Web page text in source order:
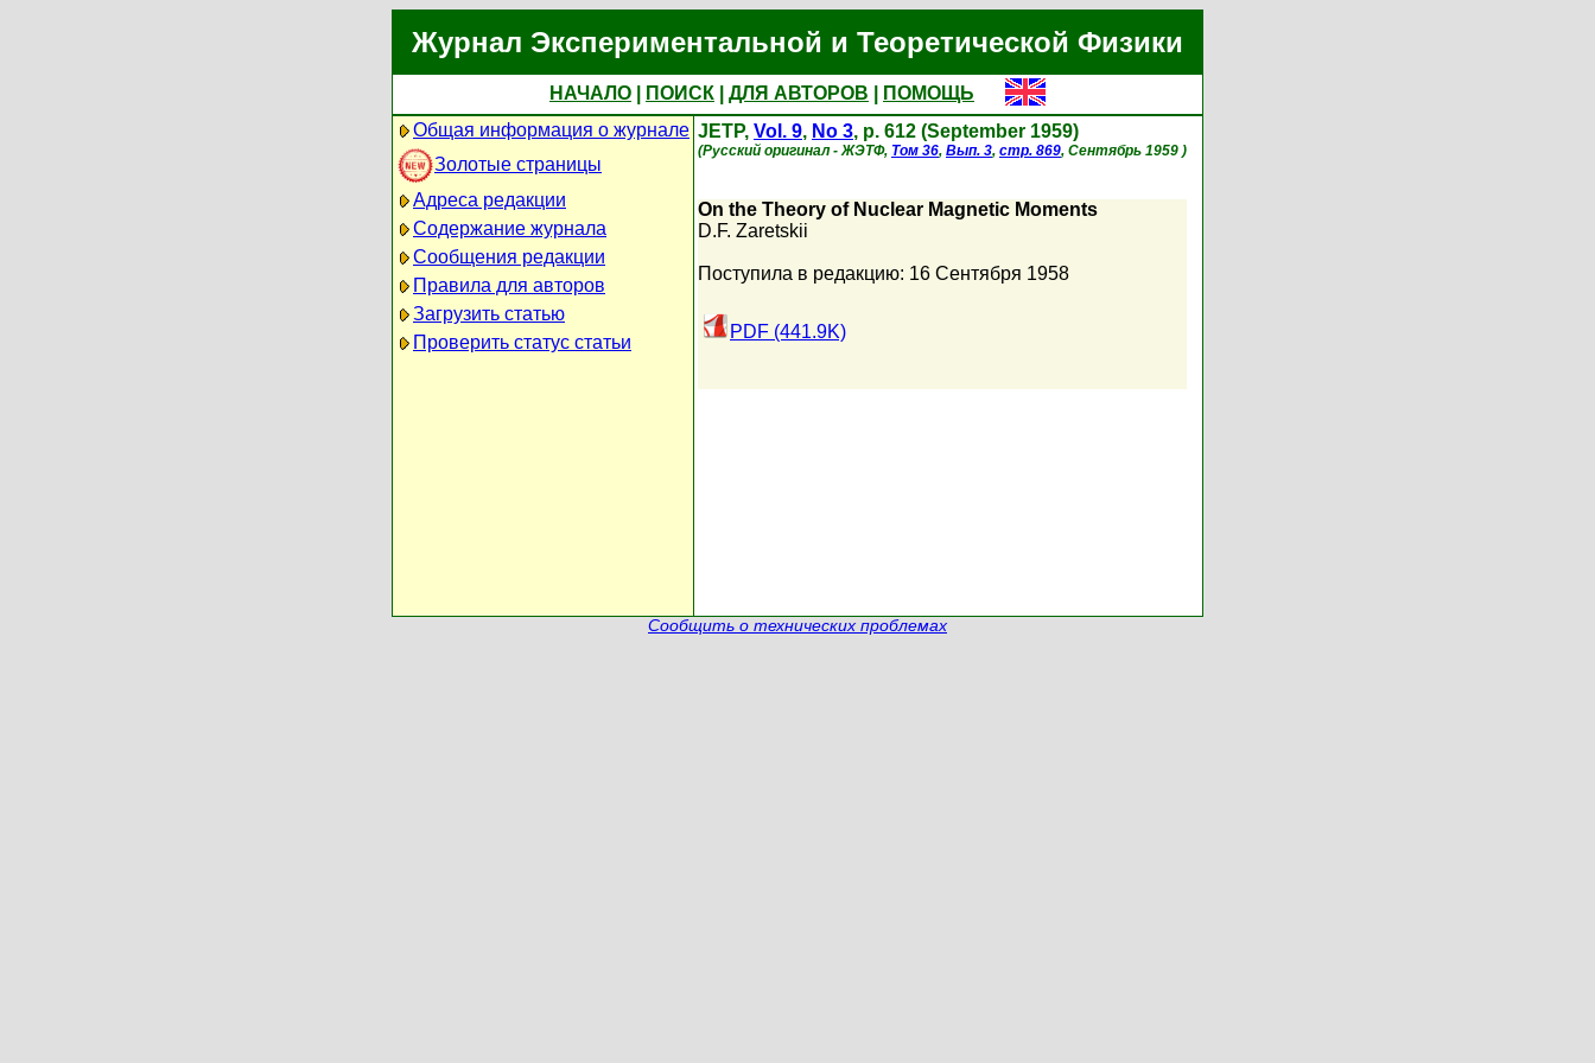
Журнал Экспериментальной и Теоретической Физики
НАЧАЛО ПОИСК ДЛЯ АВТОРОВ
ПОМОЩЬ
Общая информация о журнале
Золотые страницы
Адреса редакции
Содержание журнала
Сообщения редакции
Правила для авторов
Загрузить статью
Проверить статус статьи
JETP, Vol. 9, No 3, p. 612 (September 1959)
(Русский оригинал - ЖЭТФ, Том 36, Вып. 3, стр. 869, Сентябрь 1959 )
On the Theory of Nuclear Magnetic Moments
D.F. Zaretskii
Поступила в редакцию: 16 Сентября 1958
PDF (441.9K)
Сообщить о технических проблемах